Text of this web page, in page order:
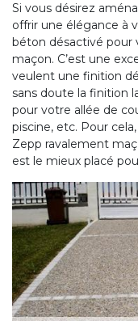
Si vous désirez
offrir une élégance à
béton désactivé pour
maçon. C’est une
veulent une finition
sans doute la finition
pour votre allée de
piscine, etc. Pour
Zepp ravalement
est le mieux placé